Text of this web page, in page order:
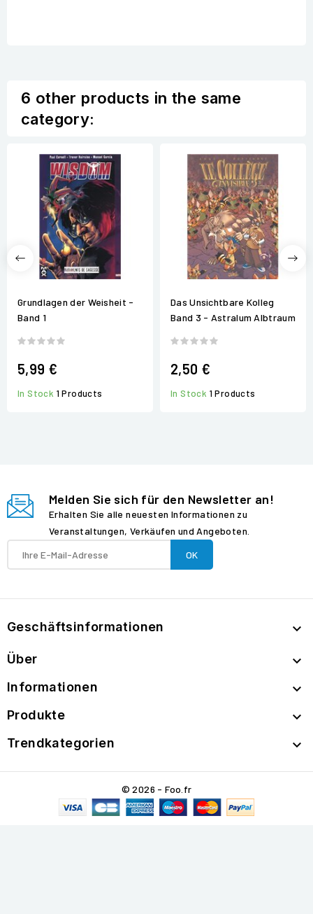
6 other products in the same
category:
Grundlagen der Weisheit -
Band 1
5,99 €
In Stock 1 Products
Das Unsichtbare Kolleg
Band 3 - Astralum Albtraum
2,50 €
In Stock 1 Products
Melden Sie sich für den Newsletter an!
Erhalten Sie alle neuesten Informationen zu
Veranstaltungen, Verkäufen und Angeboten.
Geschäftsinformationen 
Über 
Informationen 
Produkte 
Trendkategorien 
© 2026 - Foo.fr